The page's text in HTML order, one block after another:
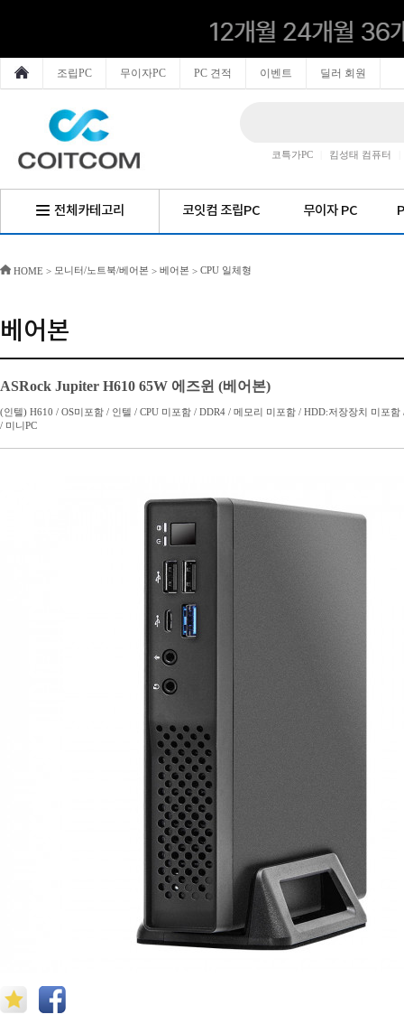
조립PC 무이자PC PC 견적 이벤트 딜러 회원
코특가PC 킴성태 컴퓨터
전체카테고리 코잇컴 조립PC 무이자 PC
HOME > 모니터/노트북/베어본 > 베어본 > CPU 일체형
베어본
ASRock Jupiter H610 65W 에즈윈 (베어본)
(인텔) H610 / OS미포함 / 인텔 / CPU 미포함 / DDR4 / 메모리 미포함 / HDD:저장장치 미포
/ 미니PC